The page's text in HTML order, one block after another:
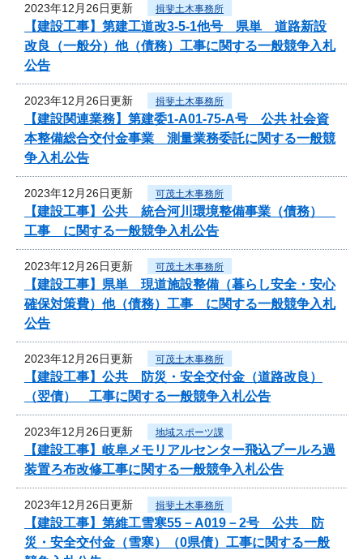
2023年12月26日更新 揖斐土木事務所
【建設工事】第建工道改3-5-1他号 県単 道路新設
改良（一般分）他（債務）工事に関する一般競争入札
公告
2023年12月26日更新 揖斐土木事務所
【建設関連業務】第建委1-A01-75-A号 公共 社会資
本整備総合交付金事業 測量業務委託に関する一般競
争入札公告
2023年12月26日更新 可茂土木事務所
【建設工事】公共 統合河川環境整備事業（債務）
工事 に関する一般競争入札公告
2023年12月26日更新 可茂土木事務所
【建設工事】県単 現道施設整備（暮らし安全・安心
確保対策費）他（債務）工事 に関する一般競争入札
公告
2023年12月26日更新 可茂土木事務所
【建設工事】公共 防災・安全交付金（道路改良）
（翌債） 工事に関する一般競争入札公告
2023年12月26日更新 地域スポーツ課
【建設工事】岐阜メモリアルセンター飛込プールろ過
装置ろ布改修工事に関する一般競争入札公告
2023年12月26日更新 揖斐土木事務所
【建設工事】第維工雪寒55－A019－2号 公共 防
災・安全交付金（雪寒）（0県債）工事に関する一般